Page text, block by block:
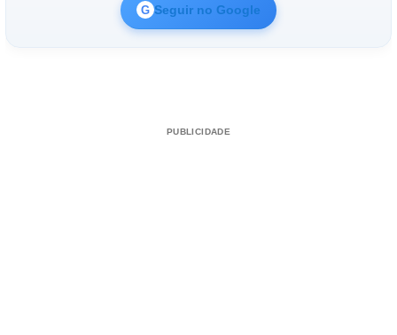
G Seguir no Google
PUBLICIDADE